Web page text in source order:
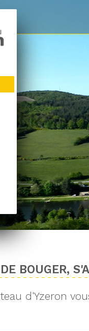
BOUGER,
d'Yzeron